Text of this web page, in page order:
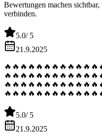
Bewertungen machen
verbinden.
5.0/ 5
21.9.2025
5.0/ 5
21.9.2025